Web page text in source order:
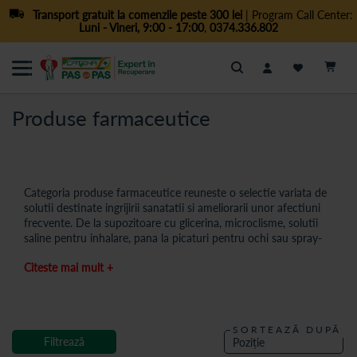
Transport gratuit la comenzile peste 300 lei| Program Call Center:
Luni - Vineri, 9:00 - 17:00, 0374.336.802
Cautare
Produse farmaceutice
Categoria produse farmaceutice reuneste o selectie variata de
solutii destinate ingrijirii sanatatii si ameliorarii unor afectiuni
frecvente. De la supozitoare cu glicerina, microclisme, solutii
saline pentru inhalare, pana la picaturi pentru ochi sau spray-
suport eficient si sigur pentru intreaga familie.
digestive, iritatii oculare, congestie nazala sau ingrijirea
urechilor.
Citeste mai mult +
SORTEAZĂ DUPĂ
Filtrează